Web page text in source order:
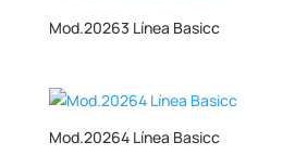
Mod.20263 Línea Basicc
Mod.20264 Línea Basicc